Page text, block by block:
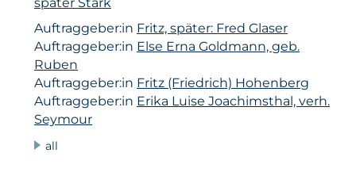
Auftraggeber:in Fritz, später: Fred Glaser
Auftraggeber:in Else Erna Goldmann, geb.
Ruben
Auftraggeber:in Fritz (Friedrich) Hohenberg
Auftraggeber:in Erika Luise Joachimsthal, verh.
Seymour
all